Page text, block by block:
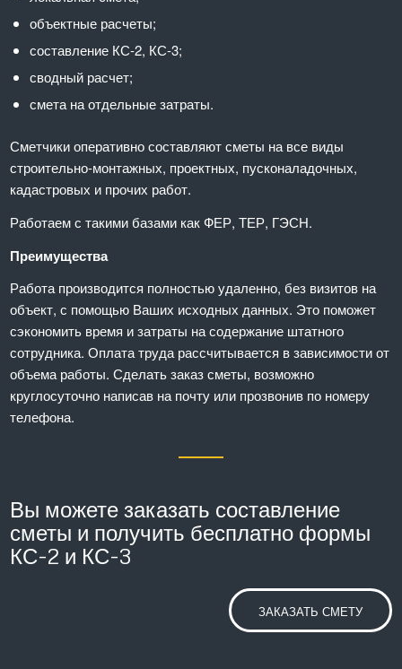
объектные расчеты;
составление КС-2, КС-3;
сводный расчет;
смета на отдельные затраты.
Сметчики оперативно составляют сметы на все виды
строительно-монтажных, проектных, пусконаладочных,
кадастровых и прочих работ.
Работаем с такими базами как ФЕР, ТЕР, ГЭСН.
Преимущества
Работа производится полностью удаленно, без визитов на
объект, с помощью Ваших исходных данных. Это поможет
сэкономить время и затраты на содержание штатного
сотрудника. Оплата труда рассчитывается в зависимости от
объема работы. Сделать заказ сметы, возможно
круглосуточно написав на почту или прозвонив по номеру
телефона.
Вы можете заказать составление
сметы и получить бесплатно формы
КС-2 и КС-3
ЗАКАЗАТЬ СМЕТУ